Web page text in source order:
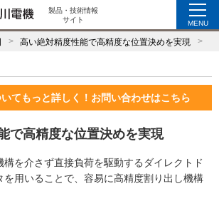
製品・技術情報
サイト
MENU
高い絶対精度性能で高精度な位置決めを実現
てもっと詳しく！お問い合わせはこちら
で高精度な位置決めを実現
構を介さず直接負荷を駆動するダイレクトド
を用いることで、容易に高精度割り出し機構